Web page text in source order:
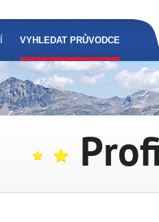
VYHLEDAT PRŮVODCE